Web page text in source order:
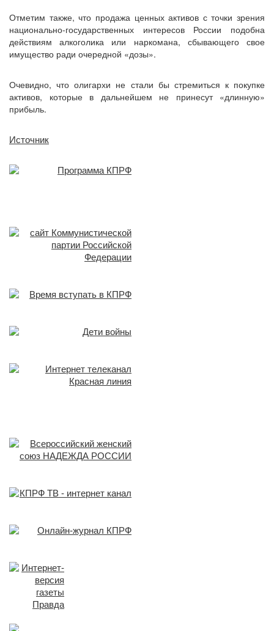
Отметим также, что продажа ценных активов с точки зрения
национально-государственных интересов России подобна
действиям алкоголика или наркомана, сбывающего свое
имущество ради очередной «дозы».
Очевидно, что олигархи не стали бы стремиться к покупке
активов, которые в дальнейшем не принесут «длинную»
прибыль.
Источник